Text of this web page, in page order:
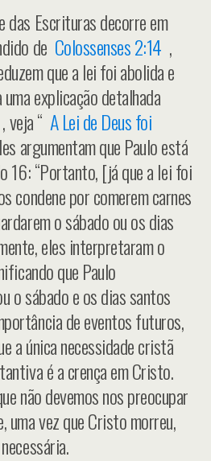
das Escrituras decorre em
de Colossenses 2:14 ,
que a lei foi abolida e
explicação detalhada
, veja “ A Lei de Deus foi
argumentam que Paulo está
16: “Portanto, [já que a lei foi
condene por comerem carnes
o sábado ou os dias
eles interpretaram o
que Paulo
o sábado e os dias santos
de eventos futuros,
a única necessidade cristã
é a crença em Cristo.
não devemos nos preocupar
uma vez que Cristo morreu,